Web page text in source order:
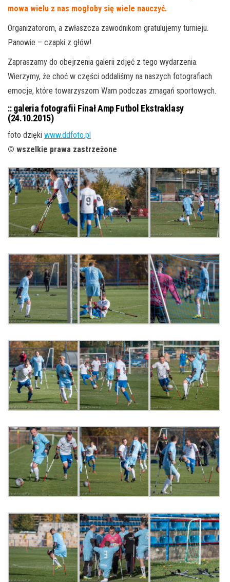
mowa wielu z nas mogłoby się wiele nauczyć.
Organizatorom, a zwłaszcza zawodnikom gratulujemy turnieju.
Panowie – czapki z głów!
Zapraszamy do obejrzenia galerii zdjęć z tego wydarzenia.
Wierzymy, że choć w części oddaliśmy na naszych fotografiach
emocje, które towarzyszom Wam podczas zmagań sportowych.
:: galeria fotografii Finał Amp Futbol Ekstraklasy
(24.10.2015)
foto dzięki www.ddfoto.pl
© wszelkie prawa zastrzeżone